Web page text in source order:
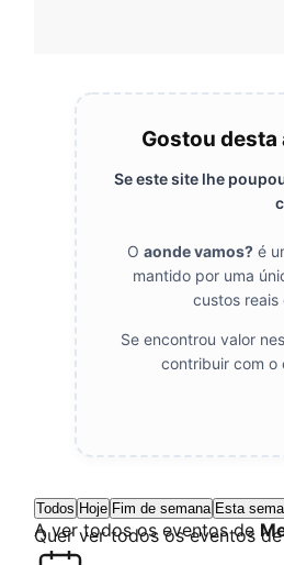
Gostou desta
Se este site lhe
O aonde vamos? é
mantido por uma
custos reais
Se encontrou valor
contribuir com o
Todos Hoje Fim de semana Esta
A ver todos os eventos de
Quer ver todos os eventos